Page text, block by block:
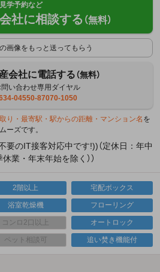
学予約など
社に相談する （無料）
画像をもっと送ってもらう
会社に電話する（無料）
い合わせ専用ダイヤル
04550-87070-1050
り・最寄駅・駅からの距離・マンション名 を
ーズです。
要のIT接客対応中です!))（定休日：年中
業・年末年始を除く））
2階以上 宅配ボックス
浴室乾燥機 フローリング
コンロ2口以上 オートロック
ペット相談可 追い焚き機能付